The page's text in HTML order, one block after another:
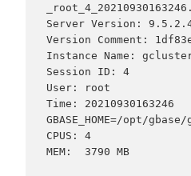
Server Version:
Version Comment:
Instance Name:
Session ID: 4
User: root
Time: 20210930163246
GBASE_HOME=/opt/
CPUS: 4
MEM:  3790 MB